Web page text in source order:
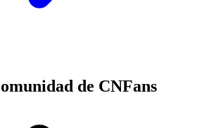
de CNFans